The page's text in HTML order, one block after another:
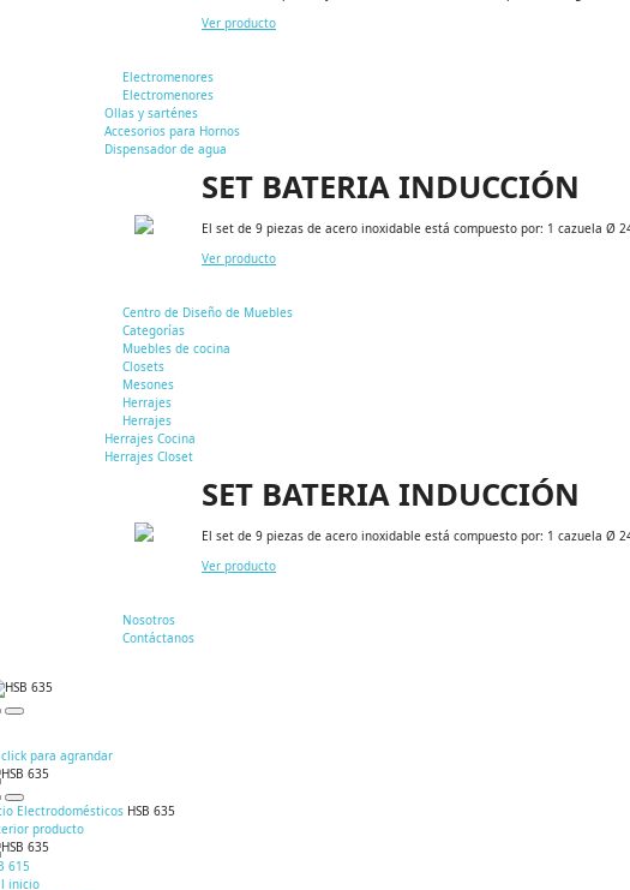
Ver producto
Electromenores
Electromenores
Ollas y sarténes
Accesorios para Hornos
Dispensador de agua
SET BATERIA INDUCCIÓN
El set de 9 piezas de acero inoxidable está compuesto por: 1 cazuela Ø
Ver producto
Centro de Diseño de Muebles
Categorías
Muebles de cocina
Closets
Mesones
Herrajes
Herrajes
Herrajes Cocina
Herrajes Closet
SET BATERIA INDUCCIÓN
El set de 9 piezas de acero inoxidable está compuesto por: 1 cazuela Ø
Ver producto
Nosotros
Contáctanos
para agrandar
Electrodomésticos HSB 635
producto
615
inicio